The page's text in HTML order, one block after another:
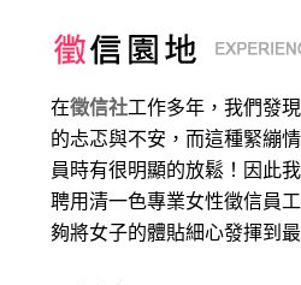
在徵信社工作多年，我們發
的忐忑與不安，而這種緊繃
員時有很明顯的放鬆！因此
聘用清一色專業女性徵信員
夠將女子的體貼細心發揮到